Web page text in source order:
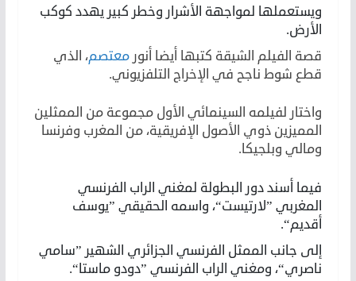
ويستعملها لمواجهة الأشرار وخطر كبير يهدد كوكب
الأرض.
قصة الفيلم الشيقة كتبها أيضا أنور معتصم، الذي
قطع شوط ناجح في الإخراج التلفزيوني.
واختار لفيلمه السينمائي الأول مجموعة من الممثلين
المميزين ذوي الأصول الإفريقية، من المغرب وفرنسا
ومالي وبلجيكا.
فيما أسند دور البطولة لمغني الراب الفرنسي
المغربي ”لارتيست“، واسمه الحقيقي ”يوسف
أقديم“.
إلى جانب الممثل الفرنسي الجزائري الشهير ”سامي
ناصري“، ومغني الراب الفرنسي ”دودو ماستا“.